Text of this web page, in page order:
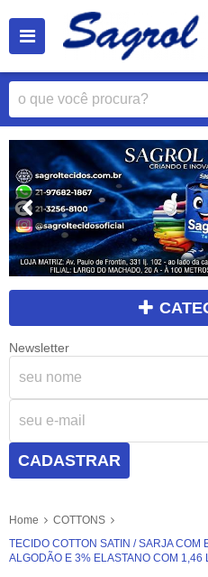
Newsletter
CADASTRAR
Home
COTTONS
TECIDO COTTON SATIN / SARJA
ALGODÃO E 3% ELASTANO COM 1,46